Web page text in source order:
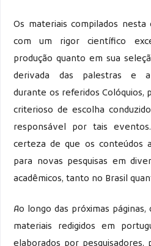
Os materiais compilados
com um rigor científico
produção quanto em sua
derivada das palestras e
durante os referidos Colóquios,
criterioso de escolha
responsável por tais
certeza de que os conteúdos
para novas pesquisas em
acadêmicos, tanto no Brasil
Ao longo das próximas
materiais redigidos em